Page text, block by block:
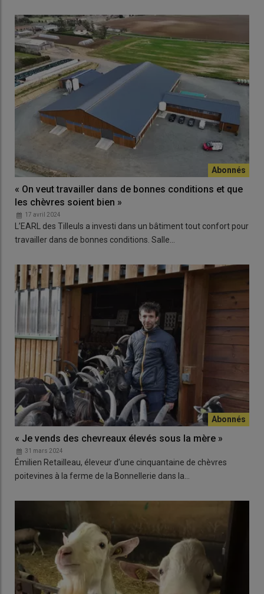
« On veut travailler dans de bonnes conditions et que
les chèvres soient bien »
17 avril 2024
L’EARL des Tilleuls a investi dans un bâtiment tout confort pour
travailler dans de bonnes conditions. Salle…
« Je vends des chevreaux élevés sous la mère »
31 mars 2024
Émilien Retailleau, éleveur d’une cinquantaine de chèvres
poitevines à la ferme de la Bonnellerie dans la…